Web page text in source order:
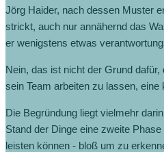
Jörg Haider, nach dessen Muster
strickt, auch nur annähernd das
er wenigstens etwas
Nein, das ist nicht der Grund
sein Team arbeiten zu lassen, eine
Die Begründung liegt vielmehr
Stand der Dinge eine zweite
leisten können - bloß um zu